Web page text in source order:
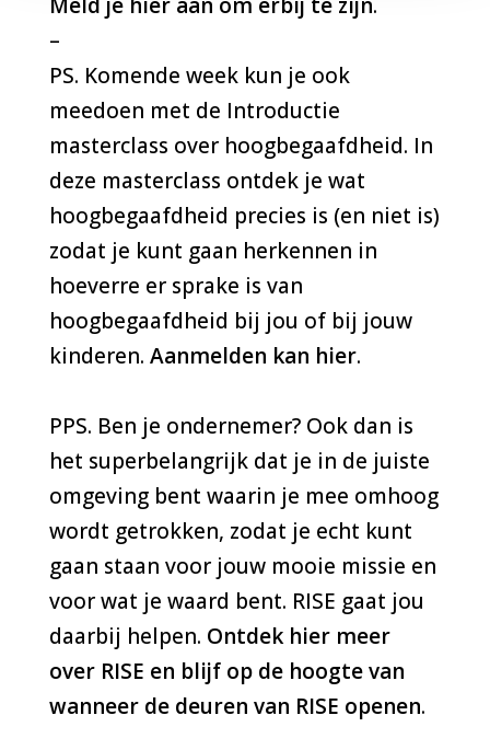
–
PS. Komende week kun je ook
meedoen met de Introductie
masterclass over hoogbegaafdheid. In
deze masterclass ontdek je wat
hoogbegaafdheid precies is (en niet is)
zodat je kunt gaan herkennen in
hoeverre er sprake is van
hoogbegaafdheid bij jou of bij jouw
kinderen. Aanmelden kan hier.
PPS. Ben je ondernemer? Ook dan is
het superbelangrijk dat je in de juiste
omgeving bent waarin je mee omhoog
wordt getrokken, zodat je echt kunt
gaan staan voor jouw mooie missie en
voor wat je waard bent. RISE gaat jou
daarbij helpen. Ontdek hier meer
over RISE en blijf op de hoogte van
wanneer de deuren van RISE openen.